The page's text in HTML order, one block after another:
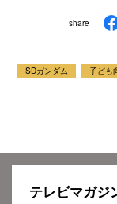
share
SDガンダム 子ども
テレビマガジ